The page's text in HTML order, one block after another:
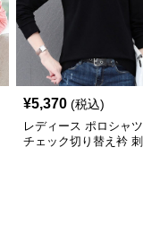
¥5,370 (税込)
レディース ポロシャツ
チェック切り替え衿 刺